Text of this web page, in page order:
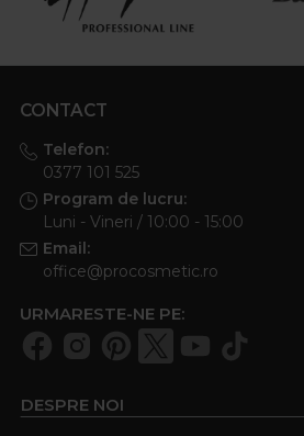
CONTACT
Telefon:
0377 101 525
Program de lucru:
Luni - Vineri / 10:00 - 15:00
Email:
office@procosmetic.ro
URMARESTE-NE PE:
DESPRE NOI